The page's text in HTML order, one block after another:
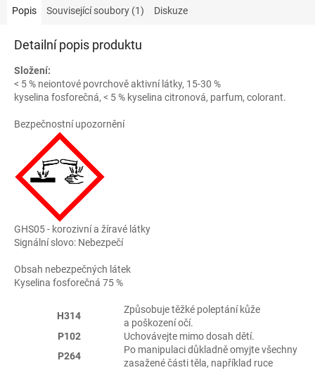
Popis Související soubory (1) Diskuze
Detailní popis produktu
Složení:
< 5 % neiontové povrchově aktivní látky, 15-30 %
kyselina fosforečná, < 5 % kyselina citronová, parfum, colorant.
Bezpečnostní upozornění
GHS05 - korozivní a žíravé látky
Signální slovo: Nebezpečí
Obsah nebezpečných látek
Kyselina fosforečná 75 %
H314
Způsobuje těžké poleptání kůže
a poškození očí.
P102
Uchovávejte mimo dosah dětí.
P264
Po manipulaci důkladně omyjte všechny
zasažené části těla, například ruce